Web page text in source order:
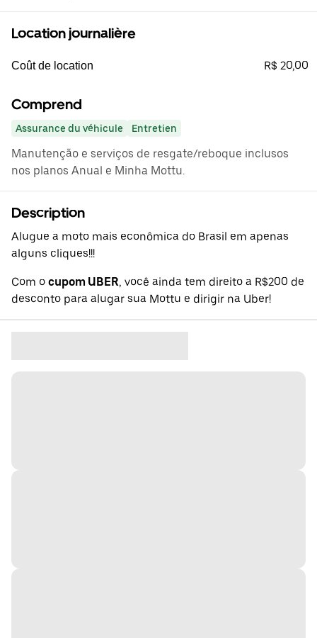
Location journalière
Coût de location R$ 20,00
Comprend
Assurance du véhicule Entretien
Manutenção e serviços de resgate/reboque inclusos
nos planos Anual e Minha Mottu.
Description
Alugue a moto mais econômica do Brasil em apenas
alguns cliques!!!
Com o cupom UBER, você ainda tem direito a R$200 de
desconto para alugar sua Mottu e dirigir na Uber!